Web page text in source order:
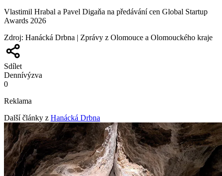
Vlastimil Hrabal a Pavel Digaňa na předávání cen Global Startup
Awards 2026
Zdroj: Hanácká Drbna | Zprávy z Olomouce a Olomouckého kraje
Sdílet
Dennívýzva
0
Reklama
Další články z Hanácká Drbna